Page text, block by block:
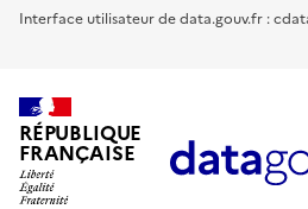
Interface utilisateur de data.gouv.fr :
RÉPUBLIQUE
FRANÇAISE